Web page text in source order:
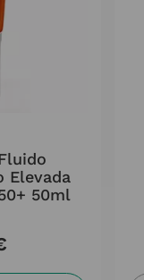
Elevada
50ml